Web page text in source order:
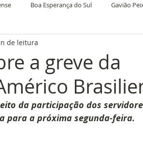
Boa Esperança do Sul Gavião
Acordo Coletivo
PCCV Greve Justiça do Trabalho
SISMAR Saúde Data-base 2020
a greve da
de leitura
da participação dos
para a próxima segunda-feira.